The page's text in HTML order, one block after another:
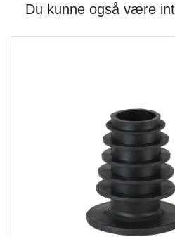
Du kunne også være